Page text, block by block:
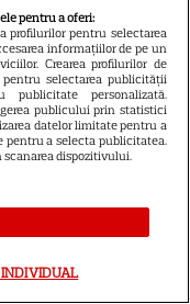
nou Black
Jonsson preia
Chadwick
este noul Ghost
pentru a oferi:
profilurilor pentru selectarea
informațiilor de pe un
Crearea profilurilor de
selectarea publicității
publicitate personalizată.
publicului prin statistici
datelor limitate pentru a
pentru a selecta publicitatea.
scanarea dispozitivului.
INDIVIDUAL